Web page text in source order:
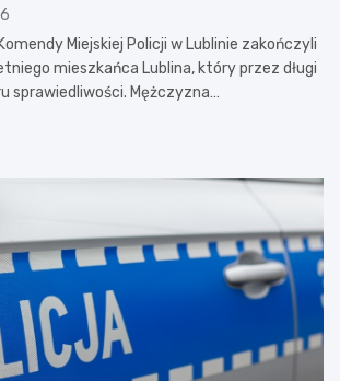
Miejskiej Policji w Lublinie zakończyli
mieszkańca Lublina, który przez długi
sprawiedliwości. Mężczyzna…